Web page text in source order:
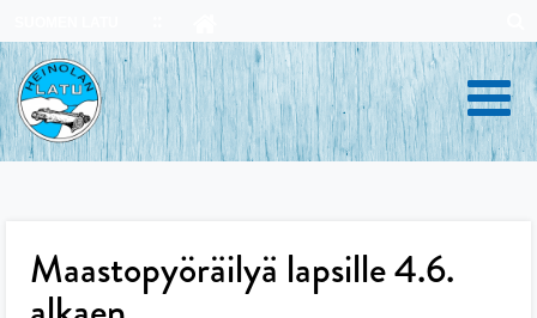
to
content
Maastopyöräilyä lapsille 4.6.